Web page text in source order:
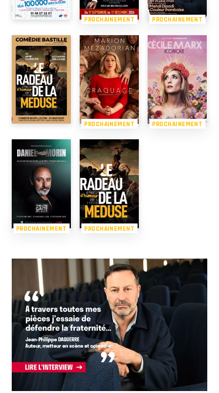
PROCHAINEMENT PROCHAINEMENT
PROCHAINEMENT PROCHAINEMENT
PROCHAINEMENT PROCHAINEMENT